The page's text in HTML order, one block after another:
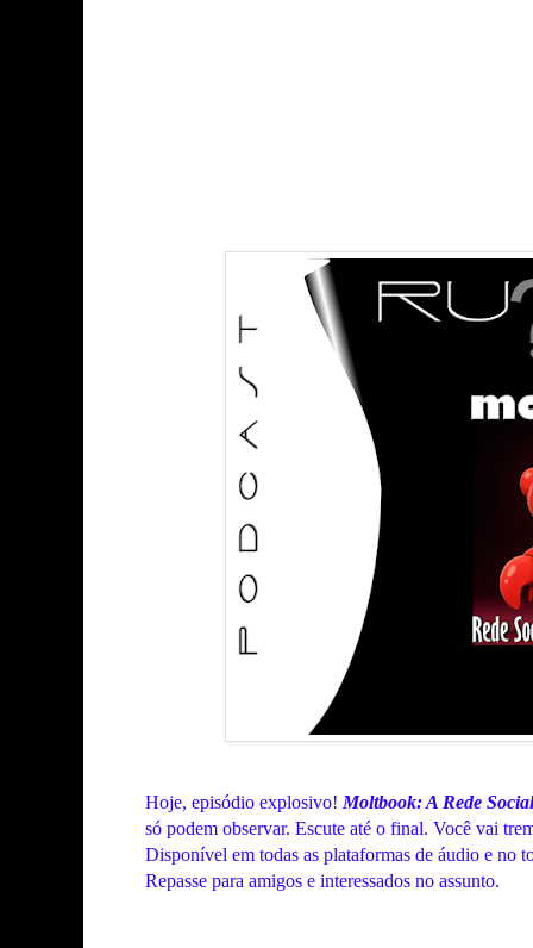
Hoje, episódio explosivo! Moltbook: A Rede
só podem observar. Escute até o final. Você vai
Disponível em todas as plataformas de áudio e no
Repasse para amigos e interessados no assunto.